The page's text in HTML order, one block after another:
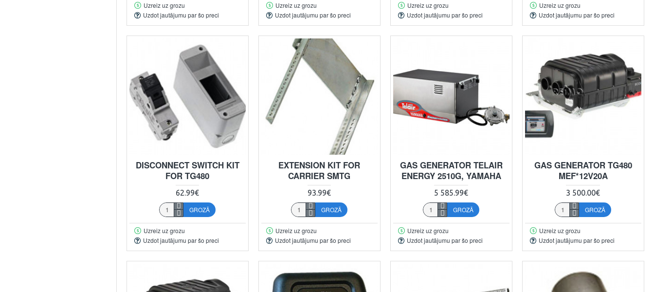
Uzreiz uz grozu
Uzdot jautājumu par šo preci
Uzreiz uz grozu
Uzdot jautājumu par šo preci
Uzreiz uz grozu
Uzdot jautājumu par šo preci
Uzreiz uz grozu
Uzdot jautājumu par šo preci
DISCONNECT SWITCH KIT
FOR TG480
62.99€
GROZĀ
Uzreiz uz grozu
Uzdot jautājumu par šo preci
EXTENSION KIT FOR
CARRIER SMTG
93.99€
GROZĀ
Uzreiz uz grozu
Uzdot jautājumu par šo preci
GAS GENERATOR TELAIR
ENERGY 2510G, YAMAHA
5 585.99€
GROZĀ
Uzreiz uz grozu
Uzdot jautājumu par šo preci
GAS GENERATOR TG480
MEF*12V20A
3 500.00€
GROZĀ
Uzreiz uz grozu
Uzdot jautājumu par šo preci